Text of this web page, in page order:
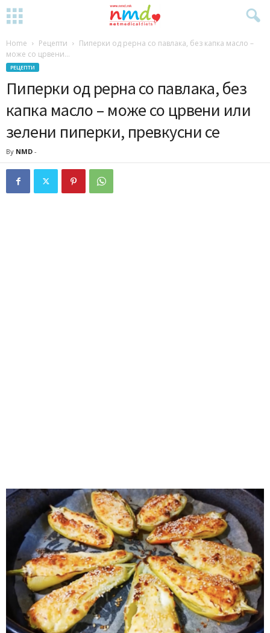
Home Рецепти
Пиперки од рерна со павлака, без капка масло –
може со црвени...
РЕЦЕПТИ
Пиперки од рерна со павлака, без
капка масло – може со црвени или
зелени пиперки, превкусни се
By NMD -